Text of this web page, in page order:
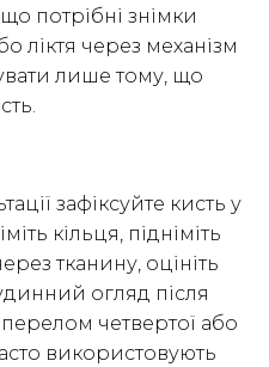
потрібні знімки
ліктя через механізм
лише тому, що
зафіксуйте кисть у
кільця, підніміть
тканину, оцініть
огляд після
четвертої або
використовують